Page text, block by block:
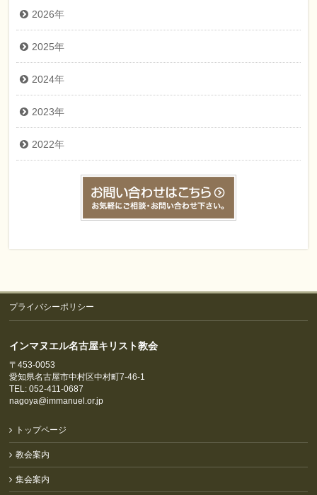
2026年
2025年
2024年
2023年
2022年
プライバシーポリシー
インマヌエル名古屋キリスト教会
〒453-0053
愛知県名古屋市中村区中村町7-46-1
TEL: 052-411-0687
nagoya@immanuel.or.jp
トップページ
教会案内
集会案内